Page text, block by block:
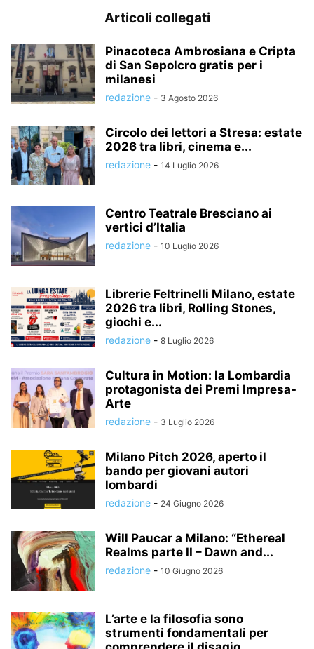
Articoli collegati
Pinacoteca Ambrosiana e Cripta
di San Sepolcro gratis per i
milanesi
redazione - 3 Agosto 2026
Circolo dei lettori a Stresa: estate
2026 tra libri, cinema e...
redazione - 14 Luglio 2026
Centro Teatrale Bresciano ai
vertici d’Italia
redazione - 10 Luglio 2026
Librerie Feltrinelli Milano, estate
2026 tra libri, Rolling Stones,
giochi e...
redazione - 8 Luglio 2026
Cultura in Motion: la Lombardia
protagonista dei Premi Impresa-
Arte
redazione - 3 Luglio 2026
Milano Pitch 2026, aperto il
bando per giovani autori
lombardi
redazione - 24 Giugno 2026
Will Paucar a Milano: “Ethereal
Realms parte II – Dawn and...
redazione - 10 Giugno 2026
L’arte e la filosofia sono
strumenti fondamentali per